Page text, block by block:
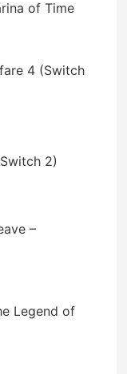
of Time
4 (Switch
2)
–
Legend of